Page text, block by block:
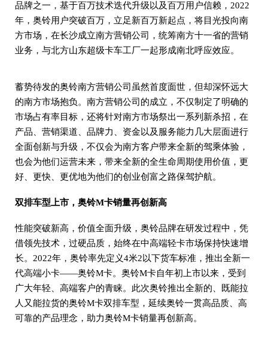
品牌之一，基于百万技术迭代升级以及百万用户信赖，2022
年，奥铃用户突破百万，立足新百万新起点，将目光投向南
方市场，在长沙成立南方营销公司，统筹南方十一省的营销
业务，与北方山东超级卡车工厂一起形成南北呼应效应。
蓄势待发的奥铃南方营销公司虽然首度面世，但却深怀远大
的南方市场抱负。南方营销公司的成立，不仅制定了明确的
市场占有率目标，还将针对南方市场祭出一系列新杀招，在
产品、营销渠道、品牌力、资金以及服务能力几大层面进行
全面创新与升级，不仅会为南方客户带来全新的驾乘体验，
也会为他们运营未来，带来全新的全生命周期使用价值，更
好、更快、更优地为他们的创业创富之路保驾护航。
双排车型上市，奥铃M卡销量再创新高
性能突破新高，价值全面升级，奥铃品牌在研发过程中，凭
借领先技术，过硬品质，始终在中高端轻卡市场保持快速增
长。2022年，奥铃率先定义4米2以下货车标准，推出全新一
代高端小卡——奥铃M卡。奥铃M卡自年初上市以来，受到
广大年轻、高端客户的青睐。此次奥铃推出全新的、既能拉
人又能拉货的奥铃M卡双排车型，延续奥铃一贯高品质、高
可靠的产品理念，助力奥铃M卡销量再创新高。